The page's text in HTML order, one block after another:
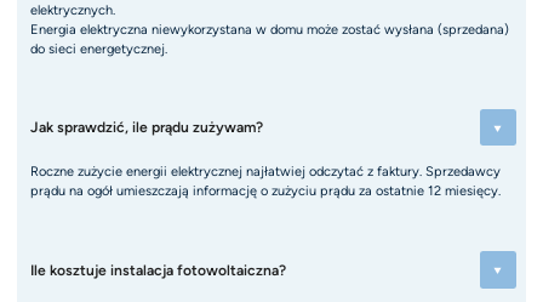
elektrycznych.
Energia elektryczna niewykorzystana w domu może zostać wysłana (sprzedana)
do sieci energetycznej.
Jak sprawdzić, ile prądu zużywam?
Roczne zużycie energii elektrycznej najłatwiej odczytać z faktury. Sprzedawcy
prądu na ogół umieszczają informację o zużyciu prądu za ostatnie 12 miesięcy.
Ile kosztuje instalacja fotowoltaiczna?